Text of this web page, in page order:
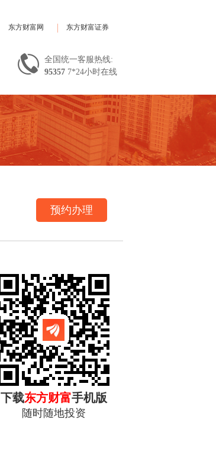
东方财富网 东方财富证券
全国统一客服热线:
95357 7*24小时在线
预约办理
下载东方财富手机版
随时随地投资